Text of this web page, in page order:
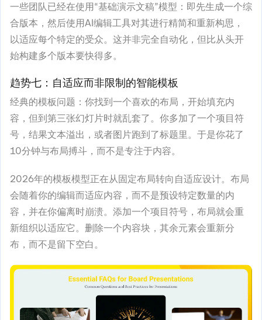
一些团队已经在使用“基础演示文稿”模型：即先生成一个综
合版本，然后使用AI编辑工具对其进行精简和重新构思，
以适应每个特定的受众。这并非完全自动化，但比从头开
始构建多个版本要快得多。
趋势七：自适应而非限制的智能模板
经典的模板问题：你找到一个喜欢的布局，开始填充内
容，但到第三张幻灯片时就乱套了。你多加了一个项目符
号，结果文本溢出，或者图片跑到了标题里。于是你花了
10分钟与布局搏斗，而不是专注于内容。
2026年的模板模型正在从固定布局转向自适应设计。布局
会随着你的编辑而适应内容，而不是预设特定数量的内
容，并在你偏离时崩溃。添加一个项目符号，布局就会重
新组织以适应它。删除一个内容块，其余元素会重新分
布，而不是留下空白。